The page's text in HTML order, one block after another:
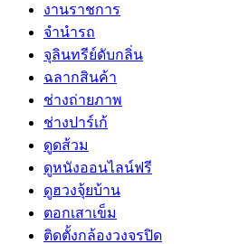
งานราชการ
จำนำรถ
จุลินทรีย์ดับกลิ่น
ฉลากสินค้า
ช่างถ่ายภาพ
ช่างปาร์เก้
ดูดส้วม
ดูหนังออนไลน์ฟรี
ดูฮวงจุ้ยบ้าน
ตอกเสาเข็ม
ติดตั้งกล้องวงจรปิด